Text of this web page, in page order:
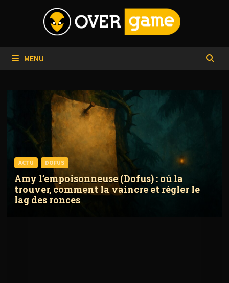
MENU
ACTU DOFUS
Amy l’empoisonneuse (Dofus) : où la
trouver, comment la vaincre et régler le
lag des ronces